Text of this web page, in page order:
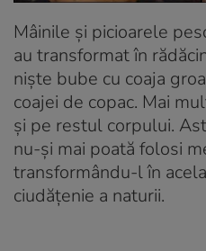
Mâinile şi picioarele
au transformat în
nişte bube cu coaja
coajei de copac. Mai
şi pe restul corpului.
nu-şi mai poată folosi
transformându-l în
ciudăţenie a naturii.